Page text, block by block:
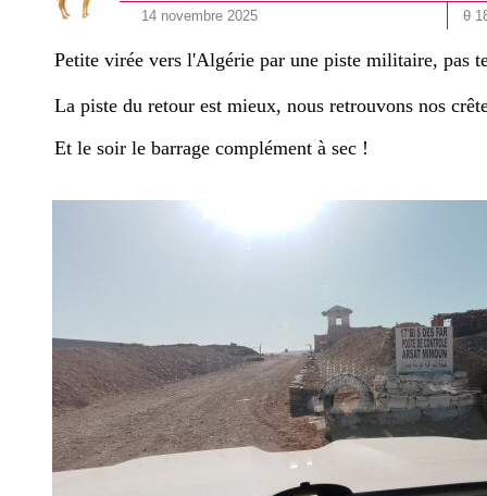
14 novembre 2025 θ
Petite virée vers l'Algérie par une piste militaire, pas
La piste du retour est mieux, nous retrouvons nos
Et le soir le barrage complément à sec !